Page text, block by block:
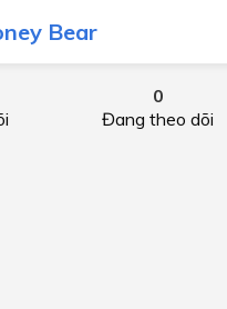
Bear
0
Đang theo dõi